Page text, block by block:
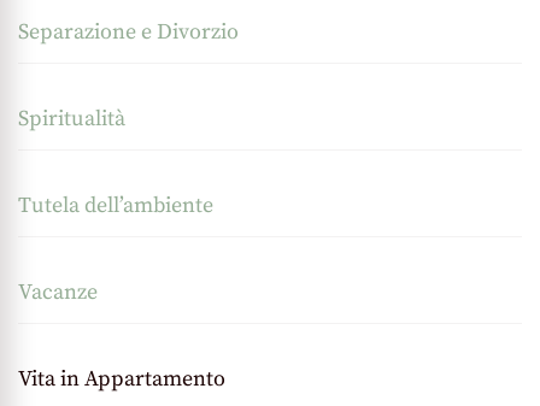
Separazione e Divorzio
Spiritualità
Tutela dell’ambiente
Vacanze
Vita in Appartamento